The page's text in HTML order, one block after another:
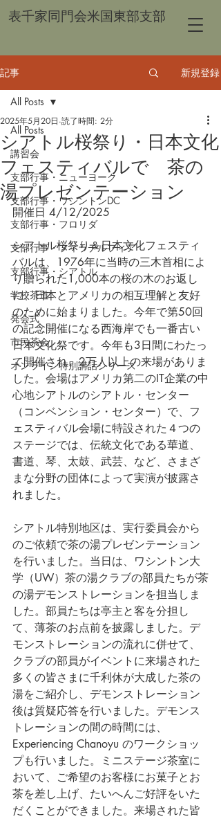
表千家同門会米国東部支部
記事 新規登録
All Posts
講習会
支部行事・ニューヨーク
支部行事・ワシントンDC
支部行事・フロリダ
支部行事・フィラデルフィア
支部行事・シアトル
学校茶道
発会式
市民茶会
オンライン特別講話シリーズ
All Posts
シアトル桜祭り・日本文化
フェスティバルで 茶の
湯プレゼンテーション
2025年5月20日 読了時間: 2分
開催日 4/12/2025
シアトル桜祭り＆日本文化フェスティ
バルは、1976年に当時の三木首相によ
り贈られた1,000本の桜の木のお返し
に、日本とアメリカの相互理解と友好
のために始まりました。今年で第50回
の記念開催になる西海岸でも一番古い
日本文化祭です。今年も3日間にわたっ
て開催され、2万人以上の来場がありま
した。会場はアメリカ第二のIT企業の中
心地シアトルのシアトル・センター
（コンベンション・センター）で、フ
ェスティバル会場に特設された４つの
ステージでは、伝統文化である華道、
書道、琴、太鼓、武芸、など、さまざ
まな分野の団体によって実演が披露さ
れました。
シアトル特別地区は、実行委員会から
のご依頼で茶の湯プレゼンテーション
を行いました。当日は、ワシントン大
学（UW）茶の湯クラブの部員たちが茶
の湯デモンストレーションを担当しま
した。部員たちは亭主と客を分担し
て、薄茶のお点前を披露しました。デ
モンストレーションの流れに併せて、
クラブの部員がイベントに来場された
多くの皆さまに千利休が大成した茶の
湯をご紹介し、デモンストレーション
後は質疑応答を行いました。デモンス
トレーションの間の時間には、
Experiencing Chanoyu のワークショッ
プも行いました。ミニステージ茶室に
おいて、ご希望のお客様にお菓子とお
茶を差し上げ、たいへんご好評をいた
だくことができました。来場された皆